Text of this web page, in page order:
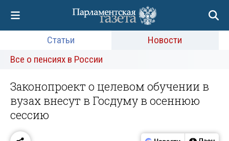
Статьи
Новости
Все о пенсиях в России
Законопроект о целевом обучении в
вузах внесут в Госдуму в осеннюю
сессию